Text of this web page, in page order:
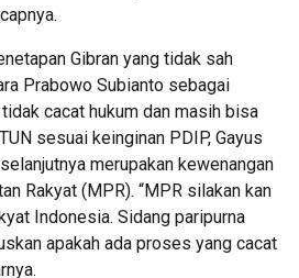
Gibran yang tidak sah
Prabowo Subianto sebagai
cacat hukum dan masih bisa
sesuai keinginan PDIP, Gayus
merupakan kewenangan
Rakyat (MPR). “MPR silakan kan
Indonesia. Sidang paripurna
apakah ada proses yang cacat